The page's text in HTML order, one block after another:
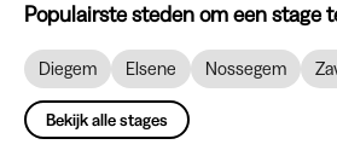
Populairste steden om een stage
Diegem Elsene Nossegem
Bekijk alle stages